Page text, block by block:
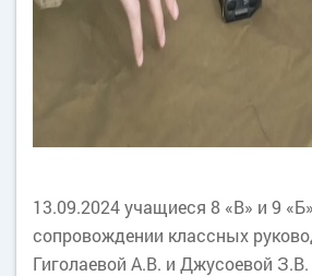
13.09.2024 учащиеся 8 «В» и 9
сопровождении классных
Гиголаевой А.В. и Джусоевой